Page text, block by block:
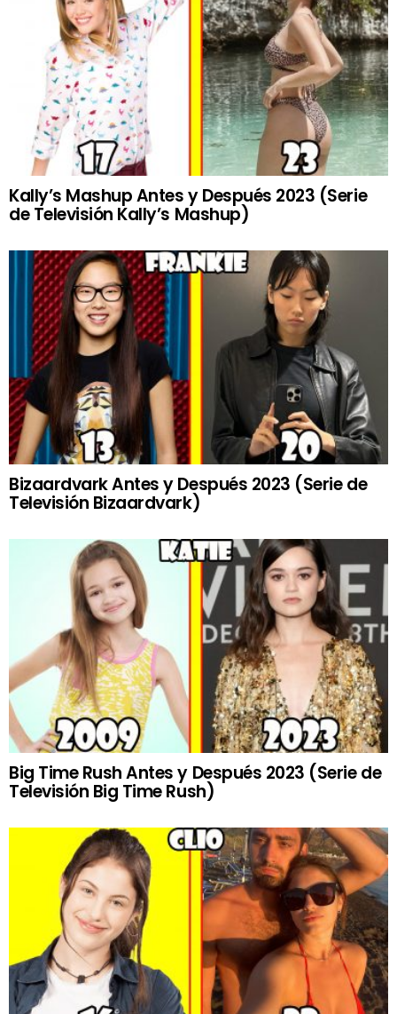
Kally’s Mashup Antes y Después 2023 (Serie
de Televisión Kally’s Mashup)
Bizaardvark Antes y Después 2023 (Serie de
Televisión Bizaardvark)
Big Time Rush Antes y Después 2023 (Serie de
Televisión Big Time Rush)